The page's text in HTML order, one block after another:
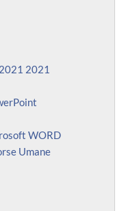
2021
WORD
Umane